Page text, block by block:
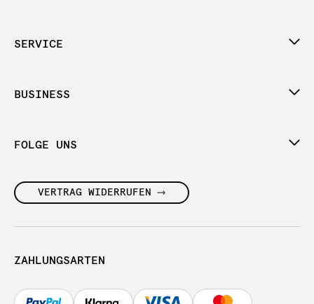
SERVICE
BUSINESS
FOLGE UNS
VERTRAG WIDERRUFEN
ZAHLUNGSARTEN